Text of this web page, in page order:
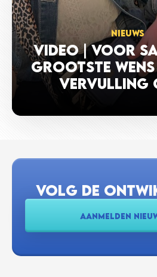
NIEUWS
VIDEO | VOOR
GROOTSTE
VERVULLING
VOLG DE
AANMELDEN